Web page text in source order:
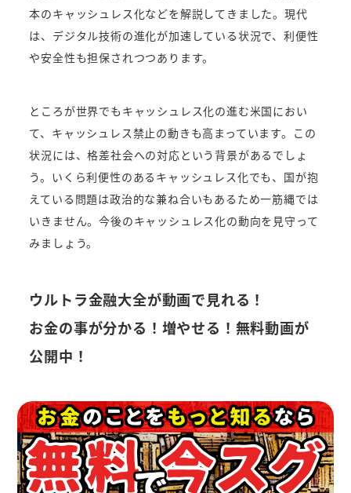
本のキャッシュレス化などを解説してきました。現代
は、デジタル技術の進化が加速している状況で、利便性
や安全性も担保されつつあります。
ところが世界でもキャッシュレス化の進む米国におい
て、キャッシュレス禁止の動きも高まっています。この
状況には、格差社会への対応という背景があるでしょ
う。いくら利便性のあるキャッシュレス化でも、国が抱
えている問題は政治的な兼ね合いもあるため一筋縄では
いきません。今後のキャッシュレス化の動向を見守って
みましょう。
ウルトラ金融大全が動画で見れる！
お金の事が分かる！増やせる！無料動画が
公開中！